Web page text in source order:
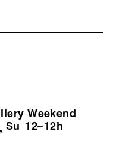
Weekend
, Su 12–12h